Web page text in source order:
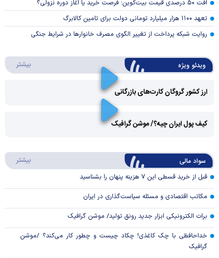
افت ۵۰ درصدی قیمت بیت‌کوین؛ فرصت خرید یا آغاز دوره نزولی؟
تعهد ۱۱۰۰ هزار میلیارد تومانی دولت برای تامین کالابرگ
روایت شبکه پرداخت از تغییر الگوی مصرف خانوار‌ها در شرایط جنگی
ویدئو ویژه بیشتر
ارز کشور گروگان کارت‌های بازرگانی
Video
کیف پول ایران چیه؟/ موشن گرافیک
سواد مالی بیشتر
قبل از خرید قسطی این ۷ هزینه پنهان را بشناسید
مکاتب اقتصادی و مسئله سیاست‌گذاری در ایران
برات الکترونیکی ابزار جدید رونق تولید/ موشن گرافیک
خداحافظی با چک کاغذی! چکاد چیست و چطور کار می‌کند؟ /موشن
گرافیک